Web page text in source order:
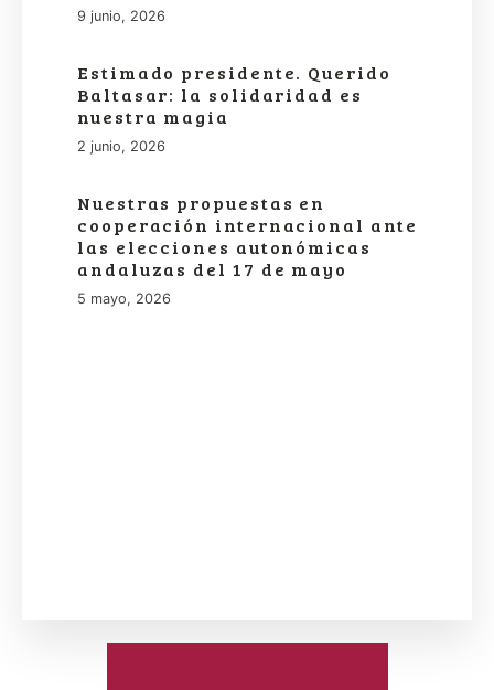
9 junio, 2026
Estimado presidente. Querido
Baltasar: la solidaridad es
nuestra magia
2 junio, 2026
Nuestras propuestas en
cooperación internacional ante
las elecciones autonómicas
andaluzas del 17 de mayo
5 mayo, 2026